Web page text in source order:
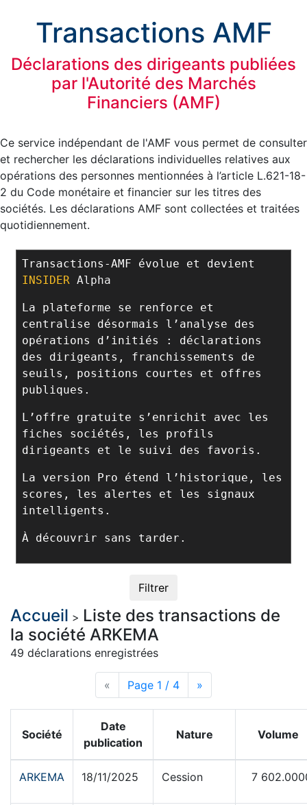
Transactions AMF
Déclarations des dirigeants publiées
par l'Autorité des Marchés
Financiers (AMF)
Ce service indépendant de l'AMF vous permet de consulter
et rechercher les déclarations individuelles relatives aux
opérations des personnes mentionnées à l’article L.621-18-
2 du Code monétaire et financier sur les titres des
sociétés. Les déclarations AMF sont collectées et traitées
quotidiennement.
Transactions-AMF évolue et devient
INSIDER Alpha
La plateforme se renforce et
centralise désormais l’analyse des
opérations d’initiés : déclarations
des dirigeants, franchissements de
seuils, positions courtes et offres
publiques.
L’offre gratuite s’enrichit avec les
fiches sociétés, les profils
dirigeants et le suivi des favoris.
La version Pro étend l’historique, les
scores, les alertes et les signaux
intelligents.
À découvrir sans tarder.
Filtrer
Accueil > Liste des transactions de
la société ARKEMA
49 déclarations enregistrées
« Page précédente
Page 1 / 4 Page suivante
»
Société
Date
publication
Nature Volume
ARKEMA 18/11/2025 Cession 7